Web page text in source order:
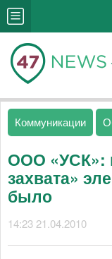
Коммуникации
ООО «УСК»:
захвата»
было
14:23 21.04.2010